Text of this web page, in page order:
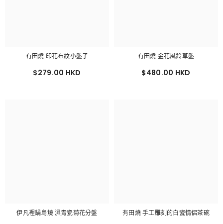
有田燒 印花布紋小盤子
$279.00 HKD
有田燒 金花風鈴草盤
$480.00 HKD
伊凡裡鍋島燒 濕青瓷菊花分盤 有田燒 手工雕刻的白瓷情侶茶碗